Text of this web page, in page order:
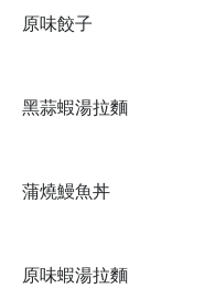
原味餃子
黑蒜蝦湯拉麵
蒲燒鰻魚丼
原味蝦湯拉麵